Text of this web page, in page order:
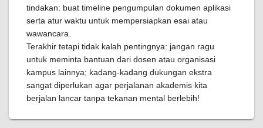
tindakan: buat timeline pengumpulan dokumen aplikasi
serta atur waktu untuk mempersiapkan esai atau
wawancara.
Terakhir tetapi tidak kalah pentingnya: jangan ragu
untuk meminta bantuan dari dosen atau organisasi
kampus lainnya; kadang-kadang dukungan ekstra
sangat diperlukan agar perjalanan akademis kita
berjalan lancar tanpa tekanan mental berlebih!